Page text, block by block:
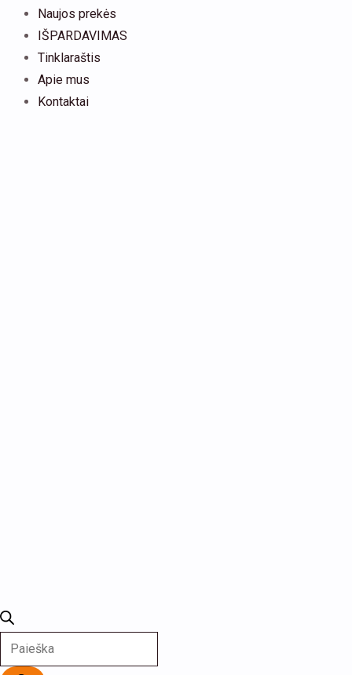
Naujos prekės
IŠPARDAVIMAS
Tinklaraštis
Apie mus
Kontaktai